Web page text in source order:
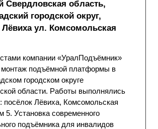
Свердловская область,
городской округ,
Лёвиха ул. Комсомольская
компании «УралПодъёмник»
подъёмной платформы в
городском округе
области. Работы выполнялись
посёлок Лёвиха, Комсомольская
5. Установка современного
подъёмника для инвалидов